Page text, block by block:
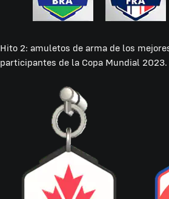
Hito 2: amuletos de arma de los
participantes de la Copa Mundial 2023.